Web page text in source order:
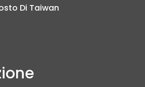
Di Taiwan